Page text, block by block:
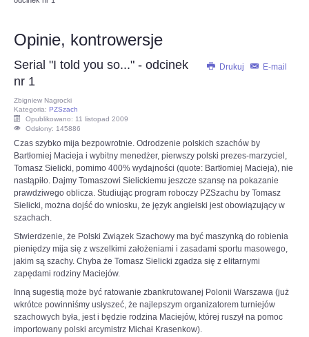
WIADOMOŚCI
NAUKA GRY W SZACHY
TURNIEJE
OPINIE, KONTROWERSJE
POLITYKA
FILMIKI
Z ARCHIWUM
SZACHIŚCI
ZDJĘCIA
Opinie, kontrowersje
Drukuj E-mail
Serial "I told you so..." - odcinek
nr 1
Zbigniew Nagrocki
Kategoria: PZSzach
Opublikowano: 11 listopad 2009
Odsłony: 145886
Czas szybko mija bezpowrotnie. Odrodzenie polskich szachów by
Bartłomiej Macieja i wybitny menedżer, pierwszy polski prezes-marzyciel,
Tomasz Sielicki, pomimo 400% wydajności (quote: Bartłomiej Macieja), nie
nastąpiło. Dajmy Tomaszowi Sielickiemu jeszcze szansę na pokazanie
prawdziwego oblicza. Studiując program roboczy PZSzachu by Tomasz
Sielicki, można dojść do wniosku, że język angielski jest obowiązujący w
szachach.
Stwierdzenie, że Polski Związek Szachowy ma być maszynką do robienia
pieniędzy mija się z wszelkimi założeniami i zasadami sportu masowego,
jakim są szachy. Chyba że Tomasz Sielicki zgadza się z elitarnymi
zapędami rodziny Maciejów.
Inną sugestią może być ratowanie zbankrutowanej Polonii Warszawa (już
wkrótce powinniśmy usłyszeć, że najlepszym organizatorem turniejów
szachowych była, jest i będzie rodzina Maciejów, której ruszył na pomoc
importowany polski arcymistrz Michał Krasenkow).